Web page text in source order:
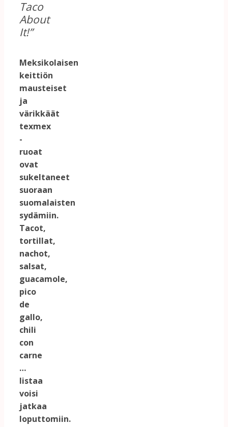
Taco
About
It!”
Meksikolaisen
keittiön
mausteiset
ja
värikkäät
texmex
-
ruoat
ovat
sukeltaneet
suoraan
suomalaisten
sydämiin.
Tacot,
tortillat,
nachot,
salsat,
guacamole,
pico
de
gallo,
chili
con
carne
…
listaa
voisi
jatkaa
loputtomiin.